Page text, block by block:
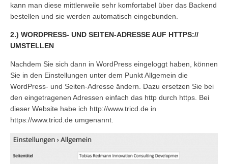
kann man diese mittlerweile sehr komfortabel über das Backend
bestellen und sie werden automatisch eingebunden.
2.) WORDPRESS- UND SEITEN-ADRESSE AUF HTTPS://
UMSTELLEN
Nachdem Sie sich dann in WordPress eingeloggt haben, können
Sie in den Einstellungen unter dem Punkt Allgemein die
WordPress- und Seiten-Adresse ändern. Dazu ersetzen Sie bei
den eingetragenen Adressen einfach das http durch https. Bei
dieser Website habe ich http://www.tricd.de in
https://www.tricd.de umgenannt.